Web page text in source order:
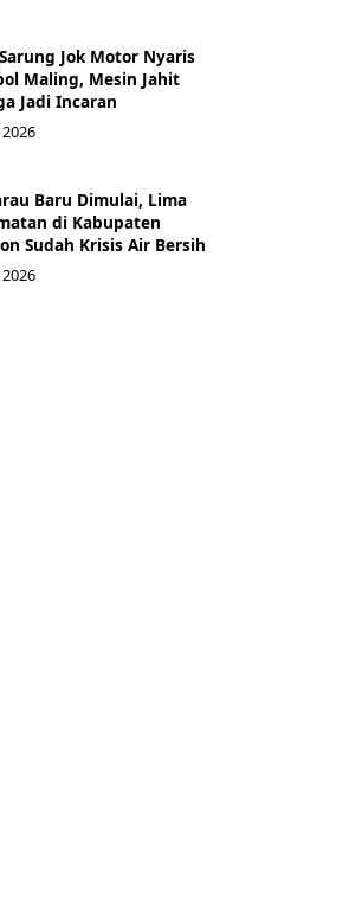
Jok Motor Nyaris
Maling, Mesin Jahit
Jadi Incaran
Baru Dimulai, Lima
di Kabupaten
Sudah Krisis Air Bersih